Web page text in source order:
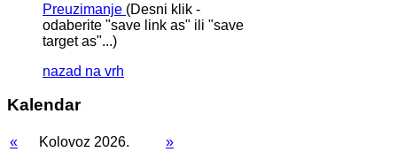
Preuzimanje (Desni klik -
odaberite "save link as" ili "save
target as"...)
nazad na vrh
Kalendar
« Kolovoz 2026.
»